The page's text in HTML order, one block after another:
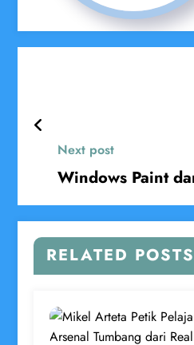
Next post
Windows Paint
RELATED POSTS